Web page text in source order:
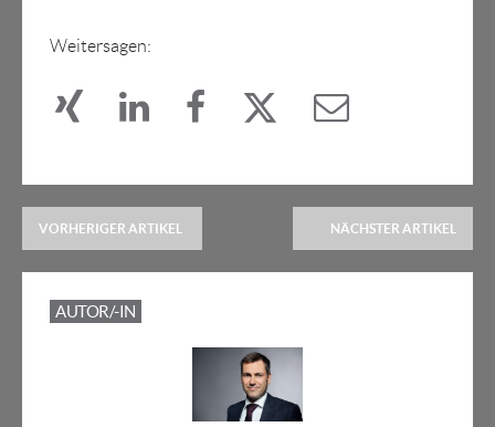
Weitersagen:
VORHERIGER ARTIKEL NÄCHSTER ARTIKEL
AUTOR/-IN